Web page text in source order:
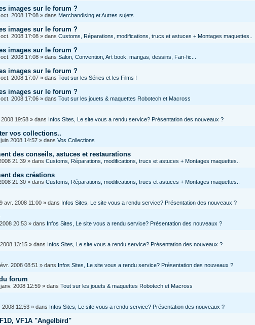
images sur le forum ?
2008 17:08 » dans Merchandising et Autres sujets
images sur le forum ?
2008 17:08 » dans Customs, Réparations, modifications, trucs et astuces + Montages maquettes..
images sur le forum ?
2008 17:08 » dans Salon, Convention, Art book, mangas, dessins, Fan-fic...
images sur le forum ?
2008 17:07 » dans Tout sur les Séries et les Films !
images sur le forum ?
2008 17:06 » dans Tout sur les jouets & maquettes Robotech et Macross
19:58 » dans Infos Sites, Le site vous a rendu service? Présentation des nouveaux ?
vos collections..
2008 14:57 » dans Vos Collections
des conseils, astuces et restaurations
21:39 » dans Customs, Réparations, modifications, trucs et astuces + Montages maquettes..
des créations
21:30 » dans Customs, Réparations, modifications, trucs et astuces + Montages maquettes..
avr. 2008 11:00 » dans Infos Sites, Le site vous a rendu service? Présentation des nouveaux ?
20:53 » dans Infos Sites, Le site vous a rendu service? Présentation des nouveaux ?
13:15 » dans Infos Sites, Le site vous a rendu service? Présentation des nouveaux ?
2008 08:51 » dans Infos Sites, Le site vous a rendu service? Présentation des nouveaux ?
forum
2008 12:59 » dans Tout sur les jouets & maquettes Robotech et Macross
2008 12:53 » dans Infos Sites, Le site vous a rendu service? Présentation des nouveaux ?
VF1A "Angelbird"